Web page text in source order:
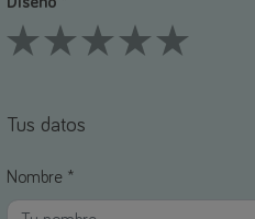
Tus datos
Nombre *